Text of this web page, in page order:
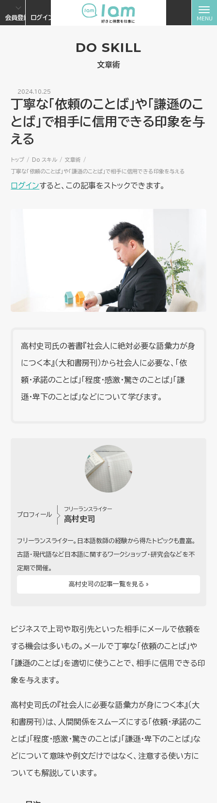
会員登録 ログイン
DO SKILL
文章術
2024.10.25
丁寧な「依頼のことば」や「謙遜のこ
とば」で相手に信用できる印象を与
える
トップ Do スキル 文章術
丁寧な「依頼のことば」や「謙遜のことば」で相手に信用できる印象を与える
ログインすると、この記事をストックできます。
高村史司氏の著書『社会人に絶対必要な語彙力が身
につく本』（大和書房刊）から社会人に必要な、「依
頼・承諾のことば」「程度・感激・驚きのことば」「謙
遜・卑下のことば」などについて学びます。
プロフィール
フリーランスライター
高村史司
フリーランスライター。日本語教師の経験から得たトピックも豊富。
古語・現代語など日本語に関するワークショップ・研究会などを不
定期で開催。
高村史司の記事一覧を見る »
ビジネスで上司や取引先といった相手にメールで依頼を
する機会は多いもの。メールで丁寧な「依頼のことば」や
「謙遜のことば」を適切に使うことで、相手に信用できる印
象を与えます。
高村史司氏の『社会人に必要な語彙力が身につく本』（大
和書房刊）は、人間関係をスムーズにする「依頼・承諾のこ
とば」「程度・感激・驚きのことば」「謙遜・卑下のことば」な
どについて意味や例文だけではなく、注意する使い方に
ついても解説しています。